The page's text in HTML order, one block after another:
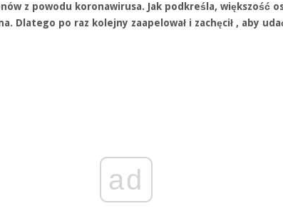
z powodu koronawirusa. Jak podkreśla, większość
Dlatego po raz kolejny zaapelował i zachęcił , aby
ad